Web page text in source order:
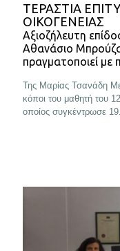
ΤΕΡΑΣΤΙΑ
ΟΙΚΟΓΕΝΕΙΑΣ
Αξιοζήλευτη
Αθανάσιο
πραγματοποιεί με
Της Μαρίας Τσανάδη
κόποι του μαθητή του
οποίος συγκέντρωσε